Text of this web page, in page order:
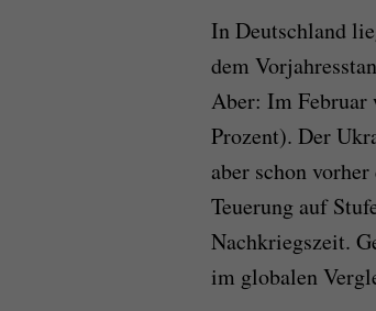
In Deutschland
dem
Aber: Im Februar
Prozent). Der
aber schon
Teuerung auf
Nachkriegszeit.
im globalen